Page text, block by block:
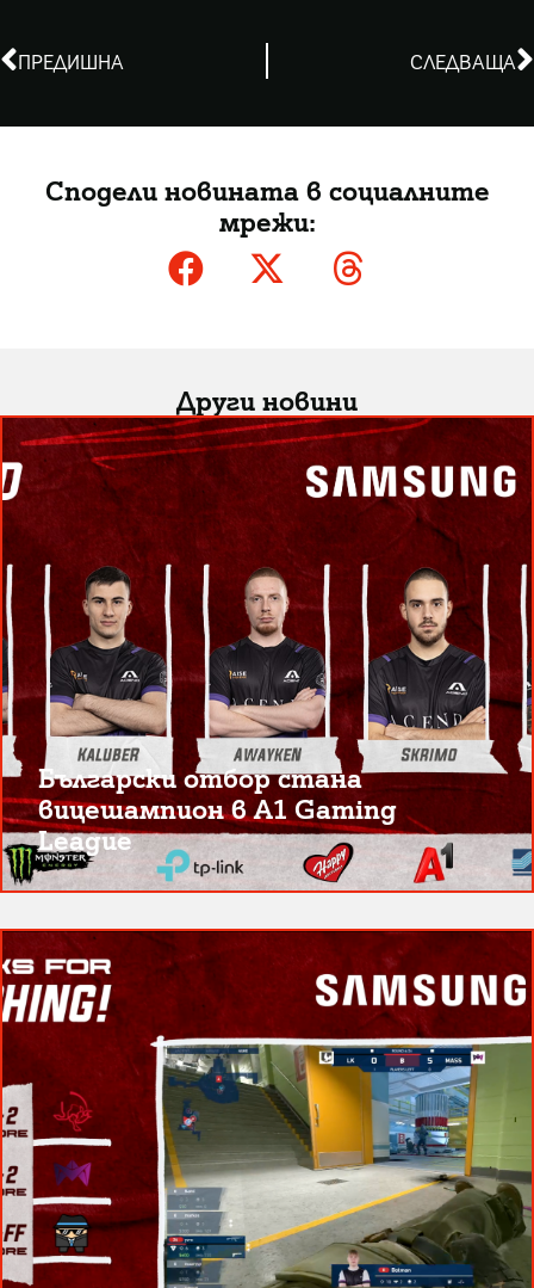
ПРЕДИШНА СЛЕДВАЩА
Сподели новината в социалните
мрежи:
Други новини
Български отбор стана
вицешампион в A1 Gaming
League